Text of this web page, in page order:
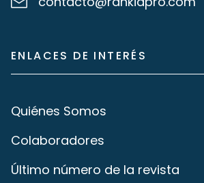
ENLACES DE INTERÉS
Quiénes Somos
Colaboradores
Último número de la revista